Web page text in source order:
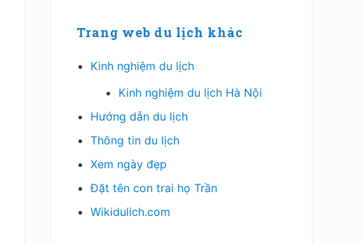
Trang web du lịch khác
Kinh nghiệm du lịch
Kinh nghiệm du lịch Hà Nội
Hướng dẫn du lịch
Thông tin du lịch
Xem ngày đẹp
Đặt tên con trai họ Trần
Wikidulich.com